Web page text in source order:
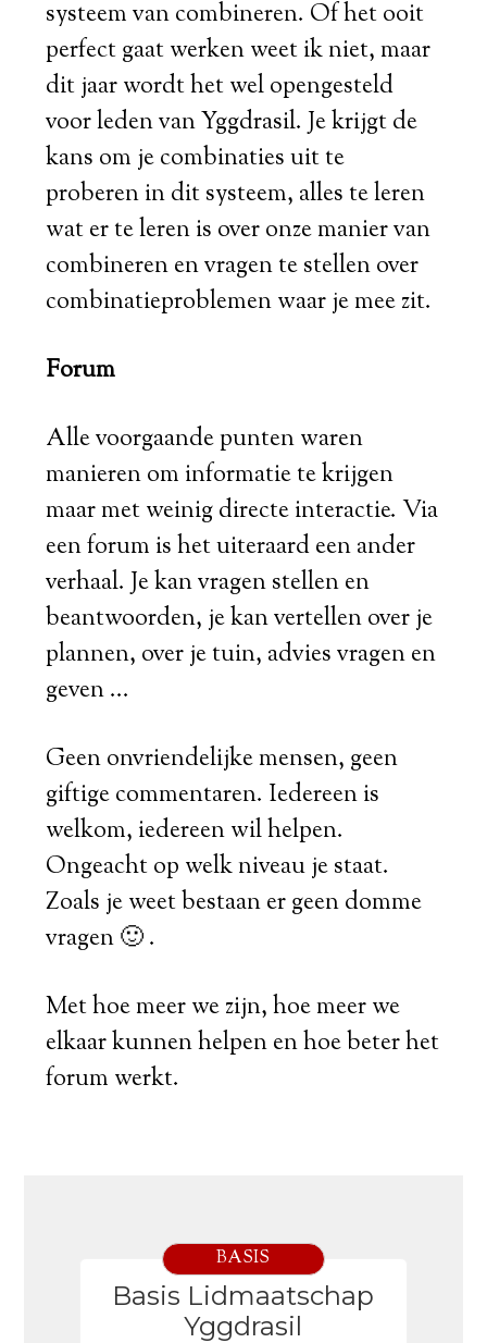
systeem van combineren. Of het ooit
perfect gaat werken weet ik niet, maar
dit jaar wordt het wel opengesteld
voor leden van Yggdrasil. Je krijgt de
kans om je combinaties uit te
proberen in dit systeem, alles te leren
wat er te leren is over onze manier van
combineren en vragen te stellen over
combinatieproblemen waar je mee zit.
Forum
Alle voorgaande punten waren
manieren om informatie te krijgen
maar met weinig directe interactie. Via
een forum is het uiteraard een ander
verhaal. Je kan vragen stellen en
beantwoorden, je kan vertellen over je
plannen, over je tuin, advies vragen en
geven ...
Geen onvriendelijke mensen, geen
giftige commentaren. Iedereen is
welkom, iedereen wil helpen.
Ongeacht op welk niveau je staat.
Zoals je weet bestaan er geen domme
vragen 🙂 .
Met hoe meer we zijn, hoe meer we
elkaar kunnen helpen en hoe beter het
forum werkt.
BASIS
Basis Lidmaatschap
Yggdrasil